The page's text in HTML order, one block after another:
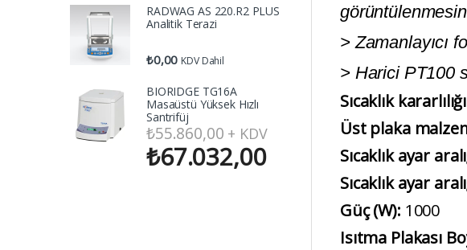
> Zamanlayıcı
> Harici PT100
Sıcaklık
Üst plaka
Sıcaklık ayar
Sıcaklık ayar
Güç (W): 1000
Isıtma Plakası
RADWAG AS 220.R2 PLUS
Analitik Terazi
₺0,00 KDV Dahil
BIORIDGE TG16A
Masaüstü Yüksek Hızlı
Santrifüj
₺55.860,00 + KDV
₺67.032,00